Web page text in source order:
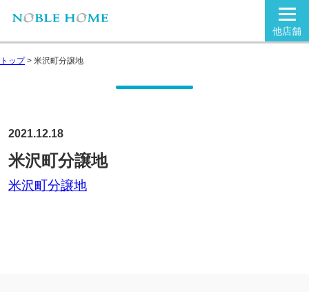
他店舗
トップ> 米沢町分譲地
2021.12.18
米沢町分譲地
米沢町分譲地